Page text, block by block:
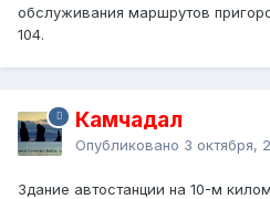
обслуживания маршрутов
104.
Камчадал
Опубликовано 3 октября,
Здание автостанции на 10-м